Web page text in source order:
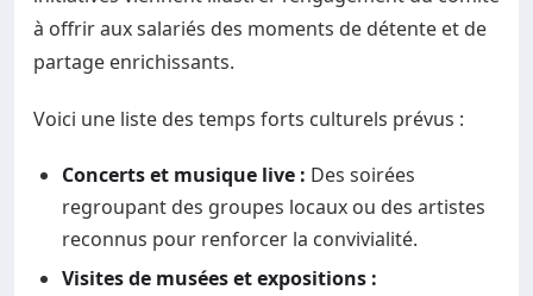
à offrir aux salariés des moments de détente et de
partage enrichissants.
Voici une liste des temps forts culturels prévus :
Concerts et musique live : Des soirées
regroupant des groupes locaux ou des artistes
reconnus pour renforcer la convivialité.
Visites de musées et expositions :